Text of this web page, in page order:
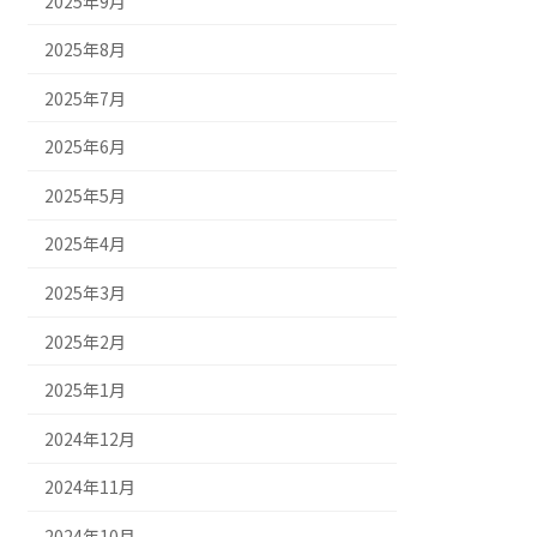
2025年8月
2025年7月
2025年6月
2025年5月
2025年4月
2025年3月
2025年2月
2025年1月
2024年12月
2024年11月